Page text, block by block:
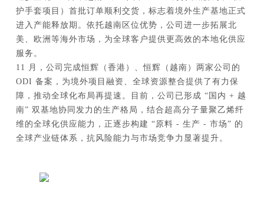
护手套项目）首批订单顺利交货，标志着境外生产基地正式
进入产能释放期。依托越南区位优势，公司进一步拓展北
美、欧洲等海外市场，为全球客户提供更高效的本地化供应
服务。
11 月，公司完成恒辉（香港）、恒辉（越南）两家公司的
ODI 备案，为境外项目融资、全球资源整合提供了有力保
障，推动全球化布局再提速。目前，公司已形成 “国内 + 越
南” 双基地协同发力的生产格局，结合超高分子量聚乙烯纤
维的全球化供应能力，正逐步构建 “原料 - 生产 - 市场” 的
全球产业链体系，抗风险能力与市场竞争力显著提升。